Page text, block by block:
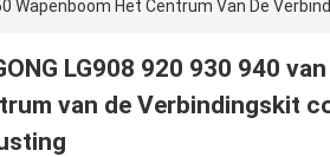
LG908 920 930 940
van de Verbindingskit